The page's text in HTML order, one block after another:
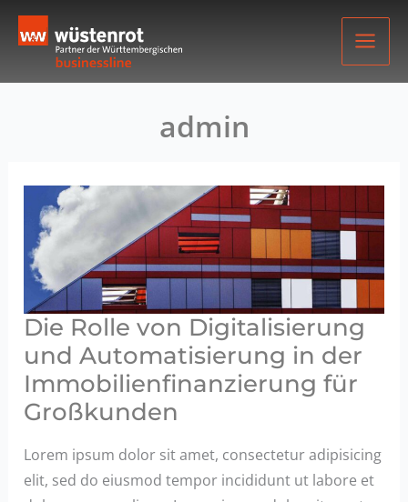
Zum
Inhalt
springen
admin
Die Rolle von Digitalisierung
und Automatisierung in der
Immobilienfinanzierung für
Großkunden
Lorem ipsum dolor sit amet, consectetur adipisicing
elit, sed do eiusmod tempor incididunt ut labore et